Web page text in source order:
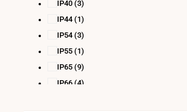
IP40 (3)
IP44 (1)
IP54 (3)
IP55 (1)
IP65 (9)
IP66 (4)